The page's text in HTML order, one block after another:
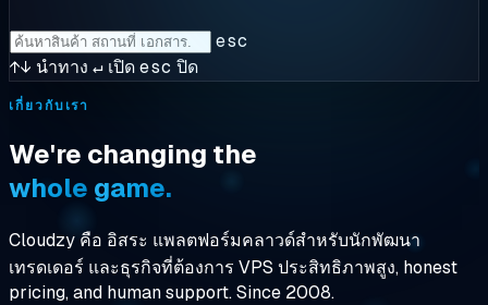
esc
↑↓ นำทาง ↵ เปิดesc ปิด
เกี่ยวกับเรา
We're changing the
whole game.
Cloudzy คือ อิสระ แพลตฟอร์มคลาวด์สำหรับนักพัฒนา
เทรดเดอร์ และธุรกิจที่ต้องการ VPS ประสิทธิภาพสูง, honest
pricing, and human support. Since 2008.